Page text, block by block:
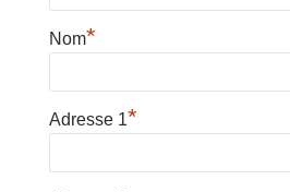
Nom*
Adresse 1*